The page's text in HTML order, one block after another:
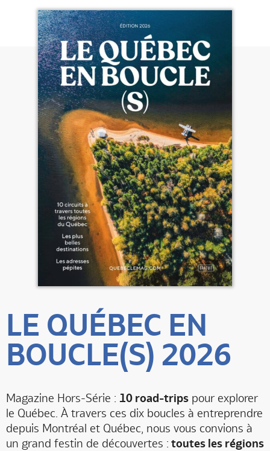
LE QUÉBEC EN
BOUCLE(S) 2026
Magazine Hors-Série : 10 road-trips pour explorer
le Québec. À travers ces dix boucles à entreprendre
depuis Montréal et Québec, nous vous convions à
un grand festin de découvertes : toutes les régions